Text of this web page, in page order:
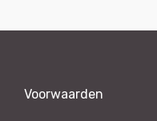
Voorwaarden